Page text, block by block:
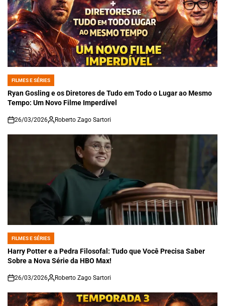
POSTED
IN
FILMES E SÉRIES
Ryan Gosling e os Diretores de Tudo em Todo o Lugar ao Mesmo
Tempo: Um Novo Filme Imperdível
on
26/03/2026 Roberto Zago Sartori
POSTED
IN
FILMES E SÉRIES
Harry Potter e a Pedra Filosofal: Tudo que Você Precisa Saber
Sobre a Nova Série da HBO Max!
on
26/03/2026 Roberto Zago Sartori